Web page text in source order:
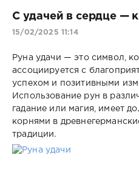
С удачей в сердце —
15/02/2025 11:14
Руна удачи — это символ,
ассоциируется с
успехом и позитивными
Использование рун в
гадание или магия, имеет
корнями в
традиции.